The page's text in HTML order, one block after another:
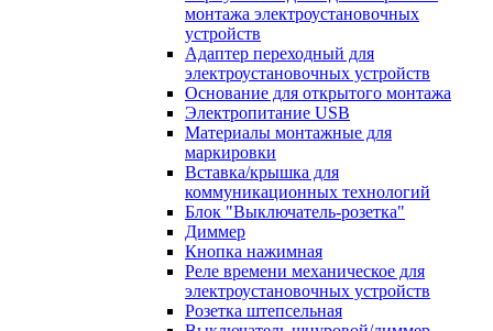
монтажа электроустановочных
устройств
Адаптер переходный для
электроустановочных устройств
Основание для открытого монтажа
Электропитание USB
Материалы монтажные для
маркировки
Вставка/крышка для
коммуникационных технологий
Блок "Выключатель-розетка"
Диммер
Кнопка нажимная
Реле времени механическое для
электроустановочных устройств
Розетка штепсельная